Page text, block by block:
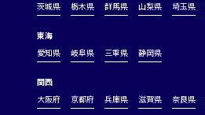
茨城県
栃木県 群馬県 山梨県 埼玉県
東海
愛知県
岐阜県 三重県 静岡県
関西
大阪府
京都府 兵庫県 滋賀県 奈良県